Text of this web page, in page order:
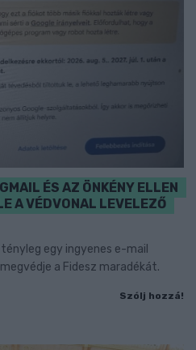
ÉS AZ ÖNKÉNY ELLEN
A VÉDVONAL LEVELEZŐ
egy ingyenes e-mail
a Fidesz maradékát.
Szólj hozzá!